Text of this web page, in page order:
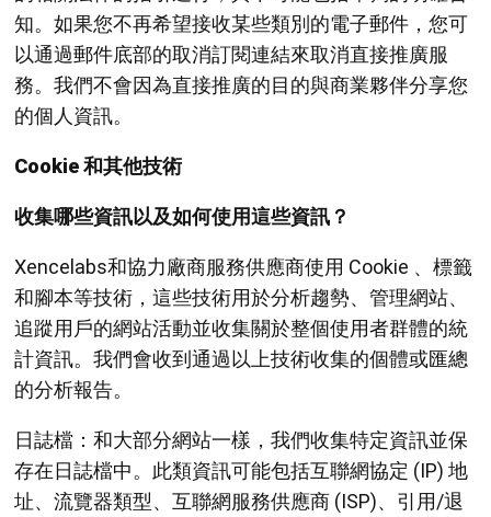
知。如果您不再希望接收某些類別的電子郵件，您可
以通過郵件底部的取消訂閱連結來取消直接推廣服
務。我們不會因為直接推廣的目的與商業夥伴分享您
的個人資訊。
Cookie 和其他技術
收集哪些資訊以及如何使用這些資訊？
Xencelabs和協力廠商服務供應商使用 Cookie 、標籤
和腳本等技術，這些技術用於分析趨勢、管理網站、
追蹤用戶的網站活動並收集關於整個使用者群體的統
計資訊。我們會收到通過以上技術收集的個體或匯總
的分析報告。
日誌檔：和大部分網站一樣，我們收集特定資訊並保
存在日誌檔中。此類資訊可能包括互聯網協定 (IP) 地
址、流覽器類型、互聯網服務供應商 (ISP)、引用/退